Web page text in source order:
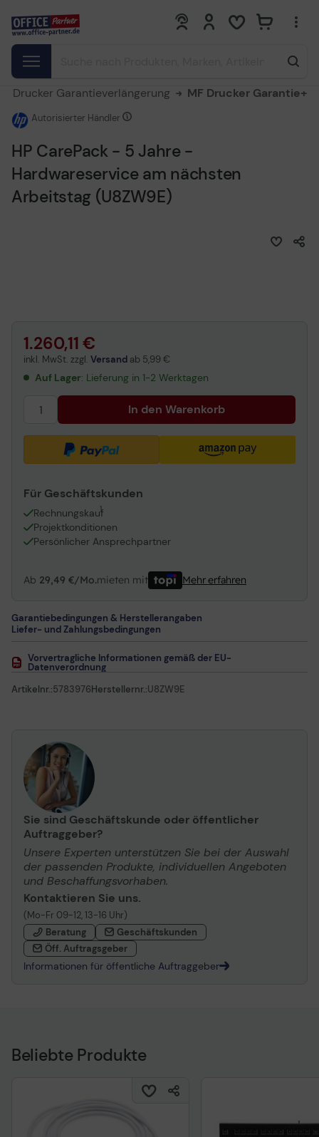
0 0
Drucker Garantieverlängerung MF Drucker Garantie+
HP CarePack - 5 Jahre -
Hardwareservice am nächsten
Arbeitstag (U8ZW9E)
Autorisierter Händler
1.260,11 €
inkl. MwSt. zzgl. Versand ab 5,99 €
Auf Lager: Lieferung in 1-2 Werktagen
In den Warenkorb
Für Geschäftskunden
Rechnungskauf
1
Projektkonditionen
Persönlicher Ansprechpartner
Ab 29,49 €/Mo.mieten mit Mehr erfahren
Garantiebedingungen & Herstellerangaben
Liefer- und Zahlungsbedingungen
Vorvertragliche Informationen gemäß der EU-
Datenverordnung
Artikelnr.:5783976Herstellernr.:U8ZW9E
Sie sind Geschäftskunde oder öffentlicher
Auftraggeber?
Unsere Experten unterstützen Sie bei der Auswahl
der passenden Produkte, individuellen Angeboten
und Beschaffungsvorhaben.
Kontaktieren Sie uns.
(Mo-Fr 09-12, 13-16 Uhr)
Beratung
Geschäftskunden
Öff. Auftragsgeber
Informationen für öffentliche Auftraggeber
Beliebte Produkte